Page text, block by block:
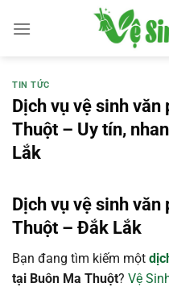
qua
TIN TỨC
Dịch vụ vệ sinh văn
Thuột – Uy tín,
Lắk
Dịch vụ vệ sinh văn
Thuột – Đắk Lắk
Bạn đang tìm kiếm một
tại Buôn Ma Thuột? Vệ